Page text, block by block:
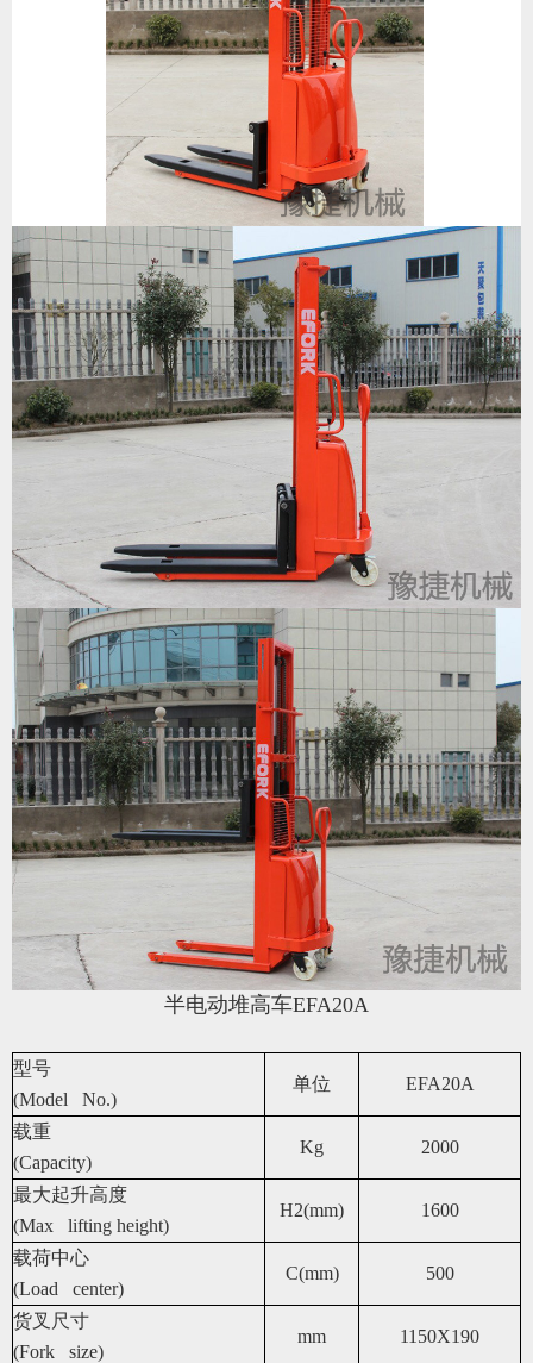
半电动堆高车EFA20A
型号
(Model No.)
单位 EFA20A
载重
(Capacity)
Kg 2000
最大起升高度
(Max lifting height)
H2(mm) 1600
载荷中心
(Load center)
C(mm) 500
货叉尺寸
(Fork size)
mm 1150X190